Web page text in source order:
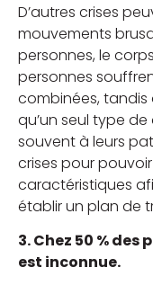
D’autres crises
mouvements
personnes, le
personnes
combinées, tandis
qu’un seul type
souvent à leurs
crises pour
caractéristiques
établir un plan de
3. Chez 50 %
est inconnue.